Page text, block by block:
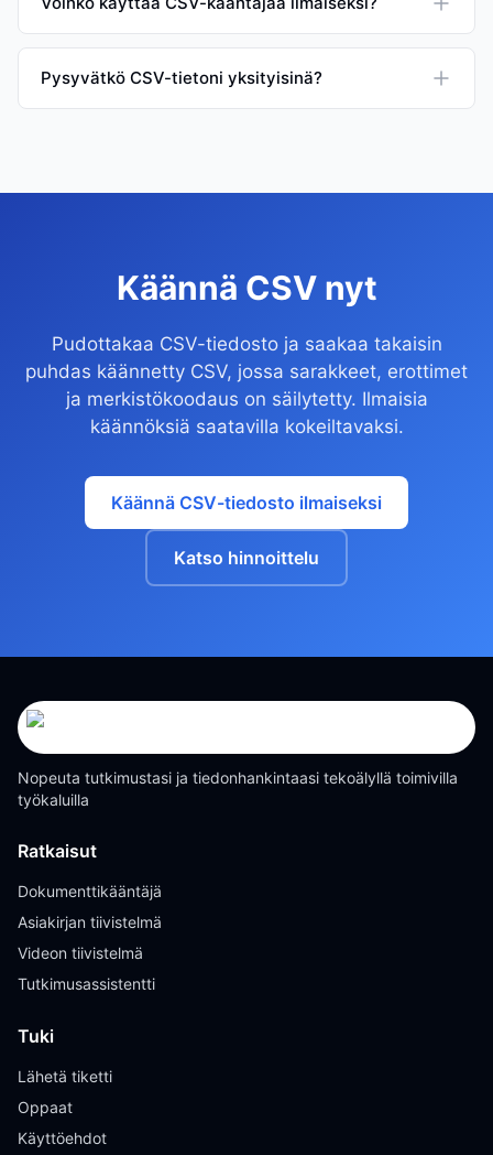
Pysyvätkö CSV-tietoni yksityisinä?
Käännä CSV nyt
Pudottakaa CSV-tiedosto ja saakaa takaisin
puhdas käännetty CSV, jossa sarakkeet, erottimet
ja merkistökoodaus on säilytetty. Ilmaisia
käännöksiä saatavilla kokeiltavaksi.
Käännä CSV-tiedosto ilmaiseksi
Katso hinnoittelu
Nopeuta tutkimustasi ja tiedonhankintaasi tekoälyllä toimivilla
työkaluilla
Ratkaisut
Dokumenttikääntäjä
Asiakirjan tiivistelmä
Videon tiivistelmä
Tutkimusassistentti
Tuki
Lähetä tiketti
Oppaat
Käyttöehdot